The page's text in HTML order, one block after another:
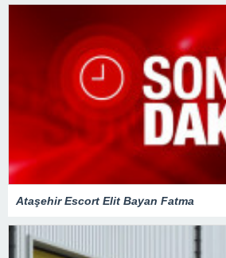
Ataşehir Escort Elit Bayan Fatma